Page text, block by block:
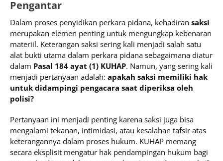
Pengantar
Dalam proses penyidikan perkara pidana, kehadiran saksi
merupakan elemen penting untuk mengungkap kebenaran
materiil. Keterangan saksi sering kali menjadi salah satu
alat bukti utama dalam perkara pidana sebagaimana diatur
dalam Pasal 184 ayat (1) KUHAP. Namun, yang sering kali
menjadi pertanyaan adalah: apakah saksi memiliki hak
untuk didampingi pengacara saat diperiksa oleh
polisi?
Pertanyaan ini menjadi penting karena saksi juga bisa
mengalami tekanan, intimidasi, atau kesalahan tafsir atas
keterangannya dalam proses hukum. KUHAP memang
secara eksplisit mengatur hak pendampingan hukum bagi